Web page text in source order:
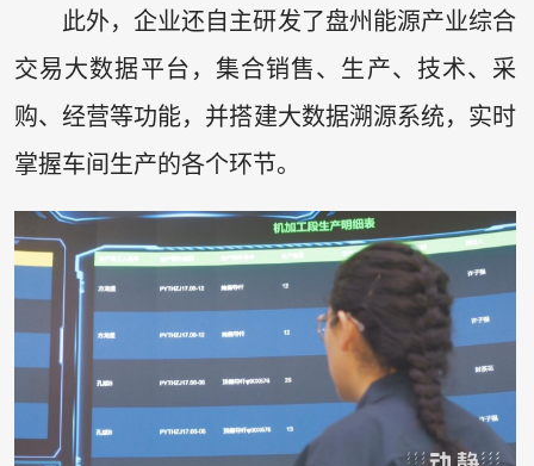
此外，企业还自主研发了盘州能源产业综合
交易大数据平台，集合销售、生产、技术、采
购、经营等功能，并搭建大数据溯源系统，实时
掌握车间生产的各个环节。